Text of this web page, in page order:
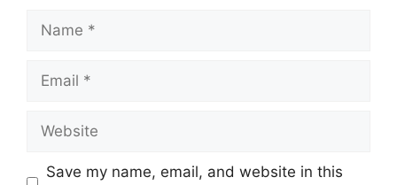
Save my name, email, and website in this